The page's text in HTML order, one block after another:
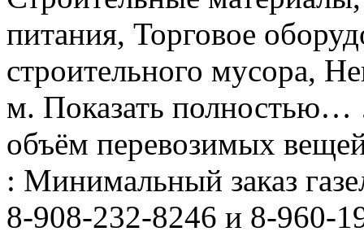
питания, Торговое
строительного мусора,
м. Показать полностью…
объём перевозимых
: Минимальный заказ
8-908-232-8246 и 8-960-